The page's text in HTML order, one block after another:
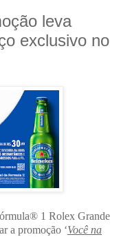
leva
exclusivo no
1 Rolex Grande
a promoção ‘Você na